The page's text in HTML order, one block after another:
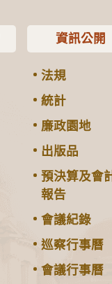
資訊公開
法規
統計
廉政園地
出版品
預決算及會
報告
會議紀錄
巡察行事曆
會議行事曆